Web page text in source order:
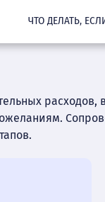
ЧТО ДЕЛАТЬ,
расходов,